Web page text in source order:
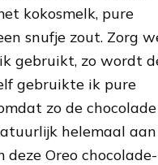
kokosmelk, pure
snufje zout. Zorg
gebruikt, zo wordt
gebruikte ik pure
zo de
helemaal aan
Oreo chocolade-